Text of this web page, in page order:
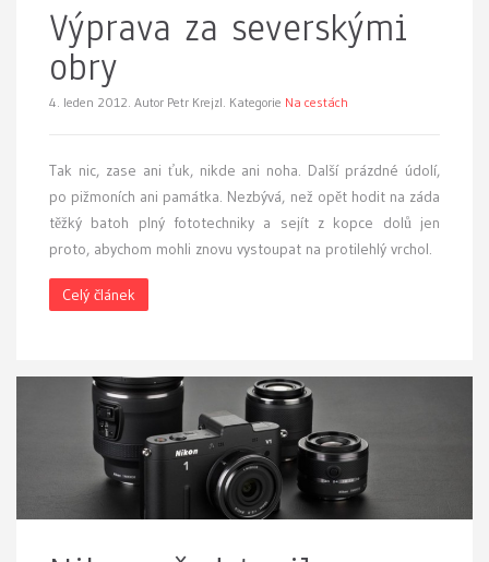
Výprava za severskými
obry
4. leden 2012. Autor Petr Krejzl. Kategorie Na cestách
Tak nic, zase ani ťuk, nikde ani noha. Další prázdné údolí,
po pižmoních ani památka. Nezbývá, než opět hodit na záda
těžký batoh plný fototechniky a sejít z kopce dolů jen
proto, abychom mohli znovu vystoupat na protilehlý vrchol.
Celý článek